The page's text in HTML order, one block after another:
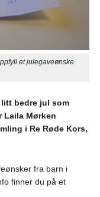
et julegaveønske.
litt bedre jul som
Laila Mørken
i Re Røde Kors,
fra barn i
finner du på et